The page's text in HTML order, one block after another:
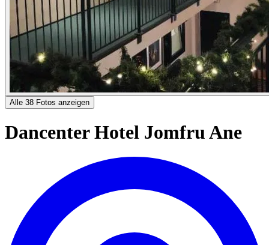
Alle 38 Fotos anzeigen
Dancenter Hotel Jomfru Ane